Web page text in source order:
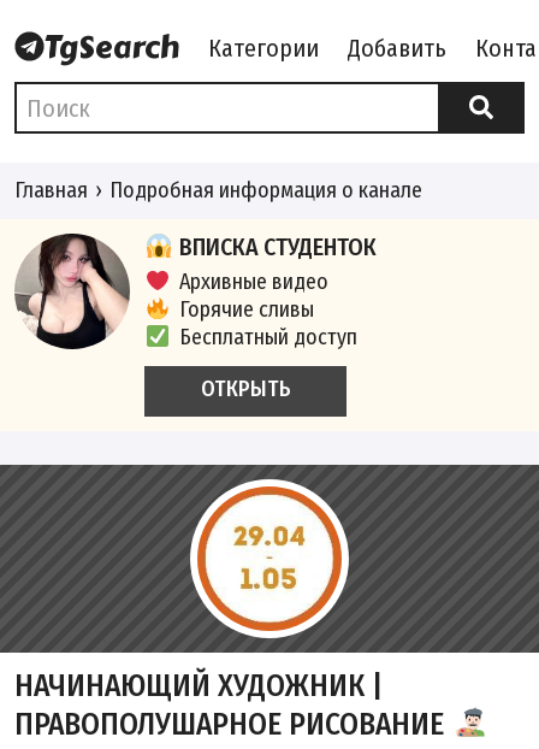
Категории Добавить
Главная Подробная информация о канале
ВПИСКА СТУДЕНТОК
Архивные видео
Горячие сливы
Бесплатный доступ
ОТКРЫТЬ
НАЧИНАЮЩИЙ ХУДОЖНИК |
ПРАВОПОЛУШАРНОЕ РИСОВАНИЕ